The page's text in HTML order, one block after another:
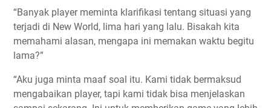
“Banyak player meminta klarifikasi tentang situasi yang
terjadi di New World, lima hari yang lalu. Bisakah kita
memahami alasan, mengapa ini memakan waktu begitu
lama?”
“Aku juga minta maaf soal itu. Kami tidak bermaksud
mengabaikan player, tapi kami tidak bisa menjelaskan